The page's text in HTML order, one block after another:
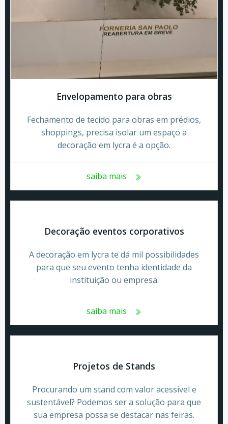
Envelopamento para obras
Fechamento de tecido para obras em prédios,
shoppings, precisa isolar um espaço a
decoração em lycra é a opção.
saiba mais
Decoração eventos corporativos
A decoração em lycra te dá mil possibilidades
para que seu evento tenha identidade da
instituição ou empresa.
saiba mais
Projetos de Stands
Procurando um stand com valor acessivel e
sustentável? Podemos ser a solução para que
sua empresa possa se destacar nas feiras.